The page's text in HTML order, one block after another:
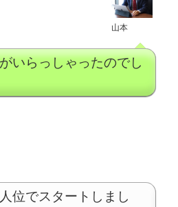
山本
いらっしゃったのでし
位でスタートしまし